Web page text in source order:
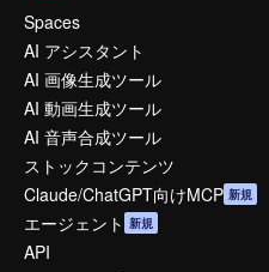
Spaces
AI アシスタント
AI 画像生成ツール
AI 動画生成ツール
AI 音声合成ツール
ストックコンテンツ
Claude/ChatGPT向けMCP 新規
エージェント 新規
API